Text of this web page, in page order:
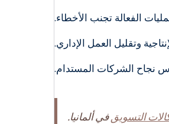
الفعالة تجنب الأخطاء.
وتقليل العمل الإداري.
نجاح الشركات المستدام.
التسويقفي ألمانيا.